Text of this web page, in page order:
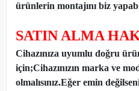
ürünlerin montajını biz
SATIN ALMA
Cihazınıza uyumlu doğru
için;Cihazınızın marka ve
olmalısınız.Eğer emin